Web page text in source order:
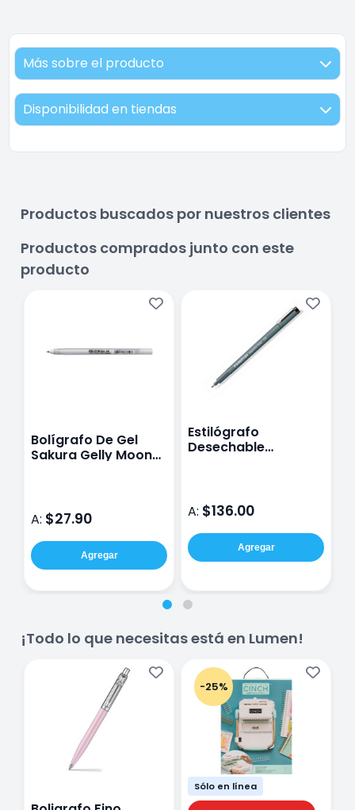
Más sobre el producto
Disponibilidad en tiendas
Productos buscados por nuestros clientes
Productos comprados junto con este
producto
Bolígrafo De Gel
Sakura Gelly Moon
A: $27.90
Agregar
Estilógrafo
Desechable
A: $136.00
Agregar
¡Todo lo que necesitas está en Lumen!
-25%
Sólo en línea